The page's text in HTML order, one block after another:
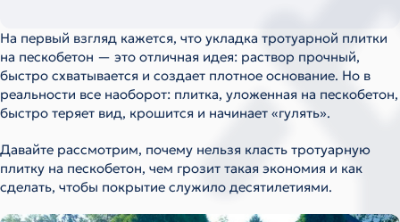
На первый взгляд кажется, что укладка тротуарной плитки
на пескобетон — это отличная идея: раствор прочный,
быстро схватывается и создает плотное основание. Но в
реальности все наоборот: плитка, уложенная на пескобетон,
быстро теряет вид, крошится и начинает «гулять».
Давайте рассмотрим, почему нельзя класть тротуарную
плитку на пескобетон, чем грозит такая экономия и как
сделать, чтобы покрытие служило десятилетиями.